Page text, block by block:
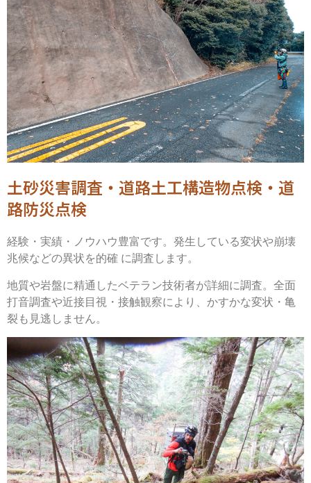
土砂災害調査・道路土工構造物点検・道
路防災点検
経験・実績・ノウハウ豊富です。発生している変状や崩壊
兆候などの異状を的確 に調査します。
地質や岩盤に精通したベテラン技術者が詳細に調査。全面
打音調査や近接目視・接触観察により、かすかな変状・亀
裂も見逃しません。